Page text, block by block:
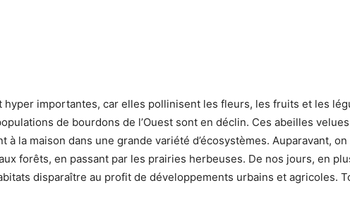
importantes, car elles pollinisent les fleurs, les fruits et les
de bourdons de l’Ouest sont en déclin. Ces abeilles
la maison dans une grande variété d’écosystèmes. Auparavant,
forêts, en passant par les prairies herbeuses. De nos jours, en
disparaître au profit de développements urbains et agricoles.